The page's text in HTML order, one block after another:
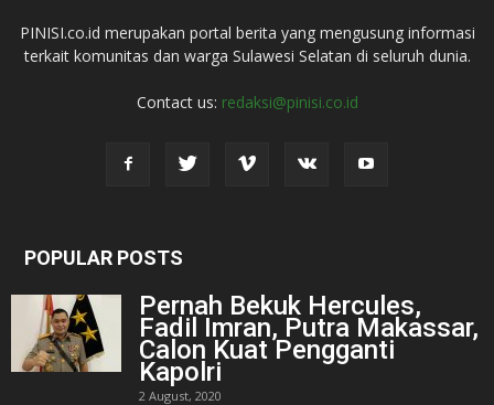
PINISI.co.id merupakan portal berita yang mengusung informasi
terkait komunitas dan warga Sulawesi Selatan di seluruh dunia.
Contact us: redaksi@pinisi.co.id
POPULAR POSTS
Pernah Bekuk Hercules,
Fadil Imran, Putra Makassar,
Calon Kuat Pengganti
Kapolri
2 August, 2020